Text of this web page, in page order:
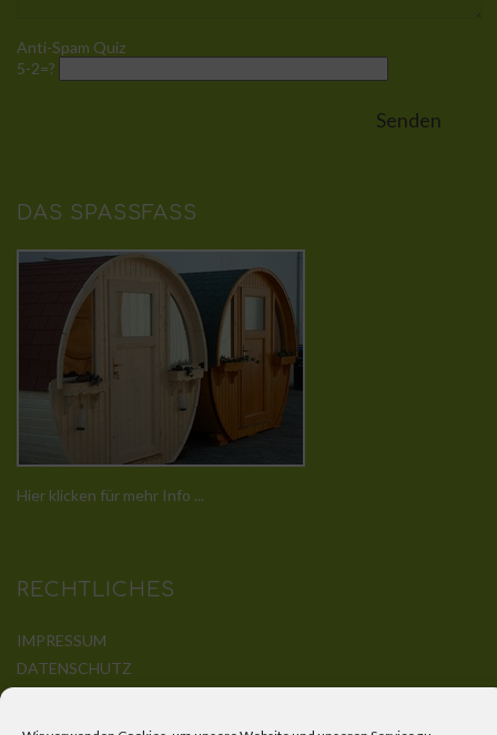
Anti-Spam Quiz
5-2=?
DAS SPASSFASS
Hier klicken für mehr Info ...
RECHTLICHES
IMPRESSUM
DATENSCHUTZ